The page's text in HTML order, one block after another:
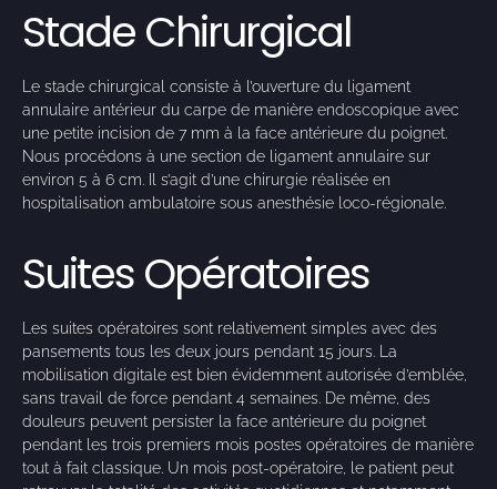
Stade Chirurgical
Le stade chirurgical consiste à l’ouverture du ligament
annulaire antérieur du carpe de manière endoscopique avec
une petite incision de 7 mm à la face antérieure du poignet.
Nous procédons à une section de ligament annulaire sur
environ 5 à 6 cm. Il s’agit d’une chirurgie réalisée en
hospitalisation ambulatoire sous anesthésie loco-régionale.
Suites Opératoires
Les suites opératoires sont relativement simples avec des
pansements tous les deux jours pendant 15 jours. La
mobilisation digitale est bien évidemment autorisée d’emblée,
sans travail de force pendant 4 semaines. De même, des
douleurs peuvent persister la face antérieure du poignet
pendant les trois premiers mois postes opératoires de manière
tout à fait classique. Un mois post-opératoire, le patient peut